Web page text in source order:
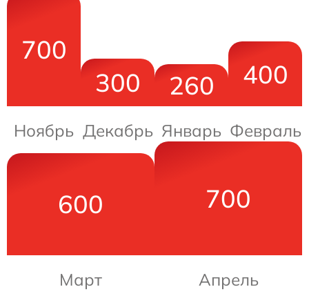
700
Ноябрь
300
Декабрь
260
Январь
400
Февраль
600
Март
700
Апрель